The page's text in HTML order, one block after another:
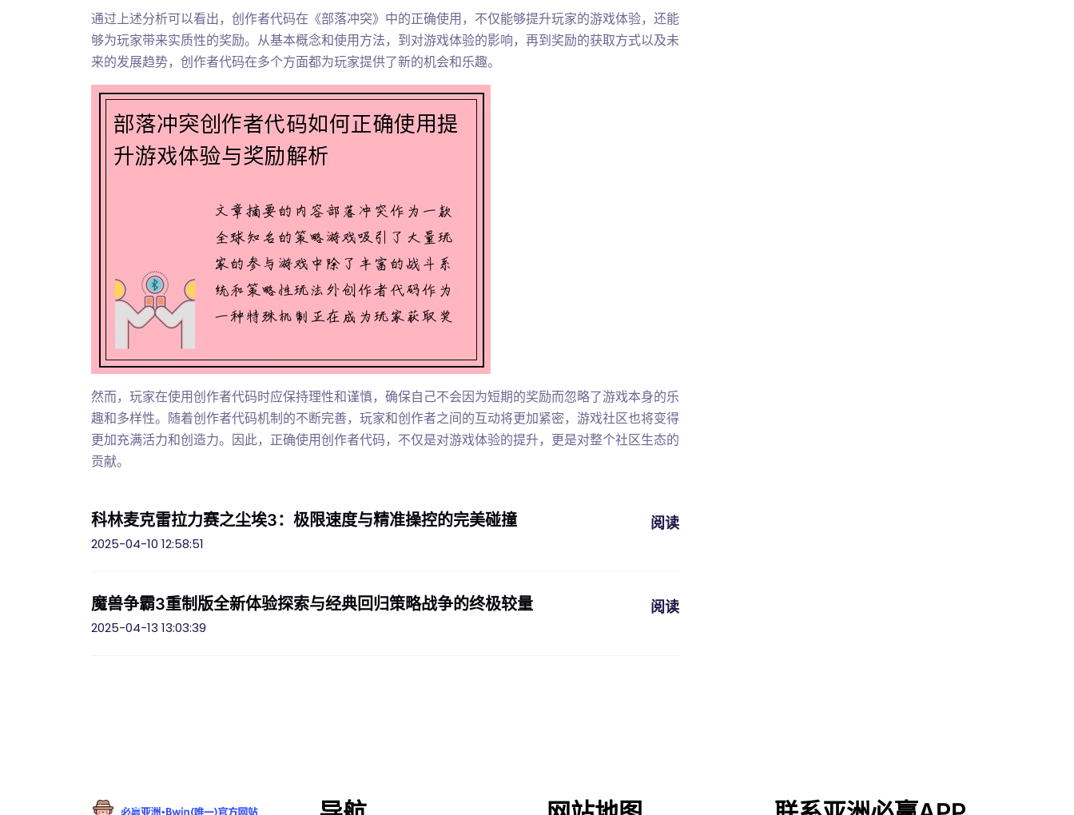
通过上述分析可以看出，创作者代码在《部落冲突》中的正确使用，不仅能够提升玩家的游戏体验，还能
够为玩家带来实质性的奖励。从基本概念和使用方法，到对游戏体验的影响，再到奖励的获取方式以及未
来的发展趋势，创作者代码在多个方面都为玩家提供了新的机会和乐趣。
然而，玩家在使用创作者代码时应保持理性和谨慎，确保自己不会因为短期的奖励而忽略了游戏本身的乐
趣和多样性。随着创作者代码机制的不断完善，玩家和创作者之间的互动将更加紧密，游戏社区也将变得
更加充满活力和创造力。因此，正确使用创作者代码，不仅是对游戏体验的提升，更是对整个社区生态的
贡献。
科林麦克雷拉力赛之尘埃3：极限速度与精准操控的完美碰撞
2025-04-10 12:58:51
阅读
魔兽争霸3重制版全新体验探索与经典回归策略战争的终极较量
2025-04-13 13:03:39
阅读